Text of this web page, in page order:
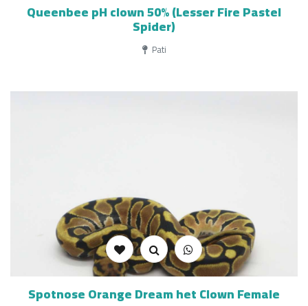
Queenbee pH clown 50% (Lesser Fire Pastel
Spider)
Pati
Spotnose Orange Dream het Clown Female